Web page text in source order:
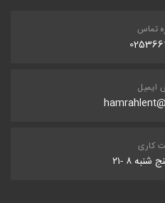
تماس
ایمیل
کاری
شنبه ۸ -۲۱